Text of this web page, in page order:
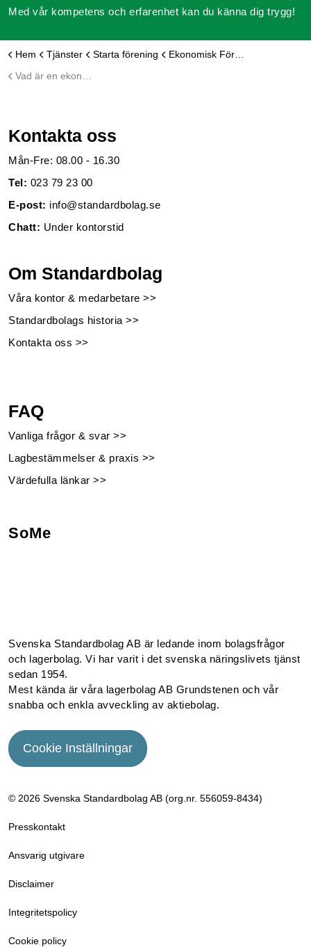
Med vår kompetens och erfarenhet kan du känna dig trygg!
Hem Tjänster Starta förening
Ekonomisk Förening
Vad är en ekonomisk förening?
Kontakta oss
Mån-Fre: 08.00 - 16.30
Tel: 023 79 23 00
E-post: info@standardbolag.se
Chatt: Under kontorstid
Om Standardbolag
Våra kontor & medarbetare >>
Standardbolags historia >>
Kontakta oss >>
FAQ
Vanliga frågor & svar >>
Lagbestämmelser & praxis >>
Värdefulla länkar >>
SoMe
Svenska Standardbolag AB är ledande inom bolagsfrågor
och lagerbolag. Vi har varit i det svenska näringslivets tjänst
sedan 1954.
Mest kända är våra lagerbolag AB Grundstenen och vår
snabba och enkla avveckling av aktiebolag.
Cookie Inställningar
© 2026 Svenska Standardbolag AB (org.nr. 556059­-8434)
Presskontakt
Ansvarig utgivare
Disclaimer
Integritetspolicy
Cookie policy